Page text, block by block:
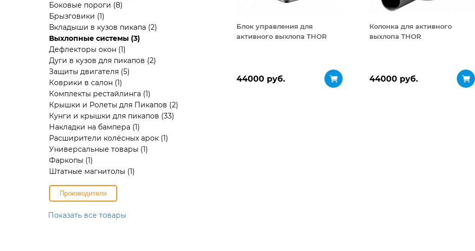
Боковые пороги (8)
Брызговики (1)
Вкладыши в кузов пикапа (2)
Выхлопные системы (3)
Дефлекторы окон (1)
Дуги в кузов для пикапов (2)
Защиты двигателя (5)
Коврики в салон (1)
Комплекты рестайлинга (1)
Крышки и Ролеты для Пикапов (2)
Кунги и крышки для пикапов (33)
Накладки на бампера (1)
Расширители колёсных арок (1)
Универсальные товары (1)
Фаркопы (1)
Штатные магнитолы (1)
Производители
Показать все товары
Блок управления для
активного выхлопа THOR
44000 руб.
Колонка для активного
выхлопа THOR
44000 руб.